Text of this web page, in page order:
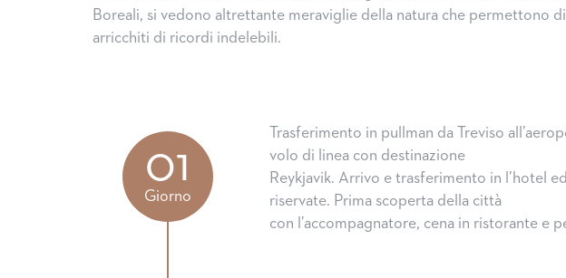
Boreali, si vedono altrettante meraviglie della natura che permettono
arricchiti di ricordi indelebili.
01
Giorno
Trasferimento in pullman da Treviso
volo di linea con destinazione
Reykjavik. Arrivo e trasferimento in l’hotel
riservate. Prima scoperta della città
con l’accompagnatore, cena in ristorante e